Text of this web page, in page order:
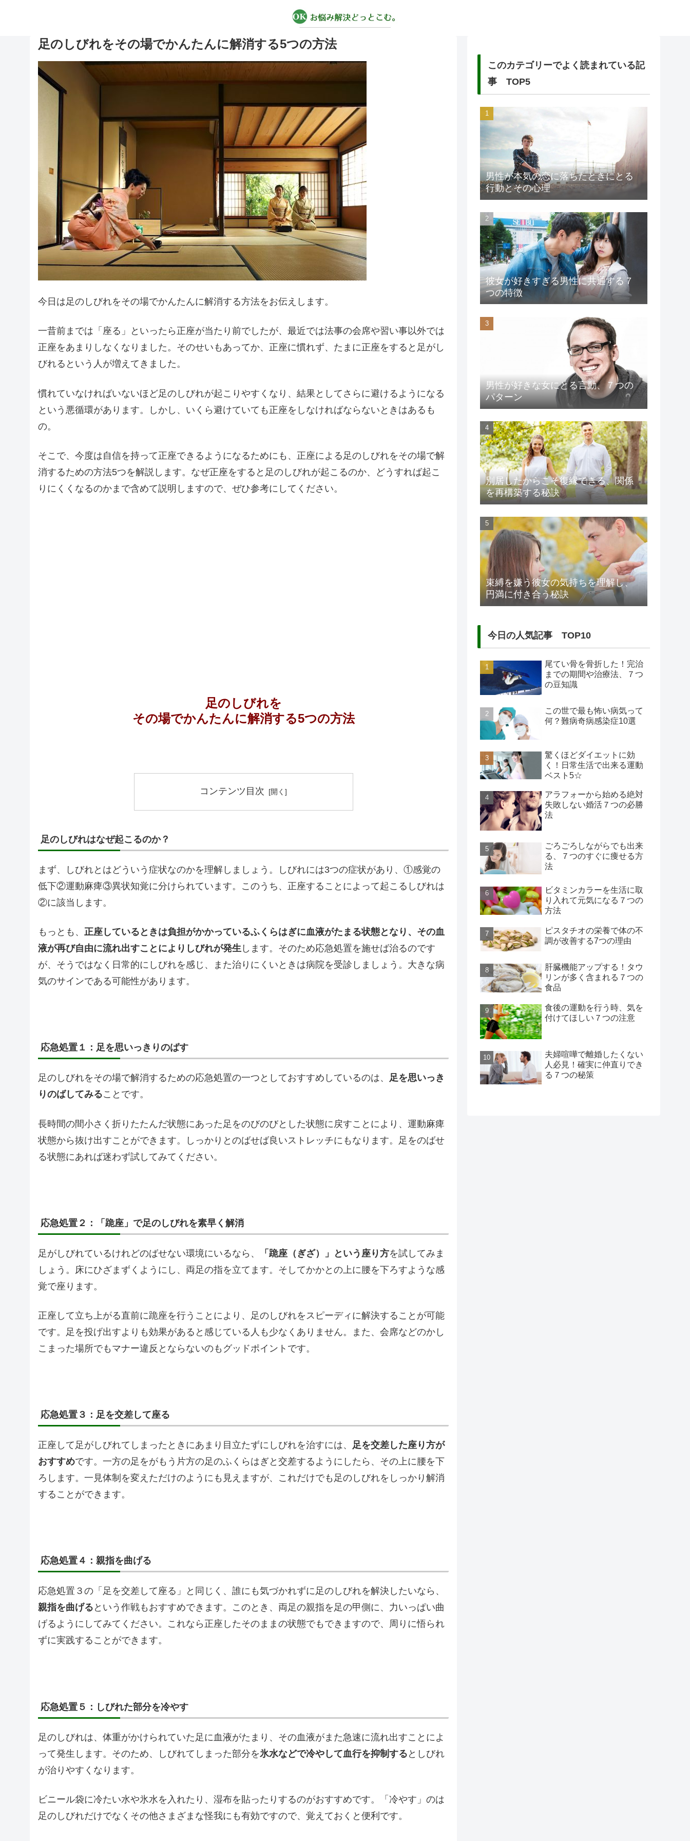
足のしびれをその場でかんたんに解消する5つの方法
今日は足のしびれをその場でかんたんに解消する方法をお伝えします。
一昔前までは「座る」といったら正座が当たり前でしたが、最近では法事の会席や習い事以外では
正座をあまりしなくなりました。そのせいもあってか、正座に慣れず、たまに正座をすると足がし
びれるという人が増えてきました。
慣れていなければいないほど足のしびれが起こりやすくなり、結果としてさらに避けるようになる
という悪循環があります。しかし、いくら避けていても正座をしなければならないときはあるも
の。
そこで、今度は自信を持って正座できるようになるためにも、正座による足のしびれをその場で解
消するための方法5つを解説します。なぜ正座をすると足のしびれが起こるのか、どうすれば起こ
りにくくなるのかまで含めて説明しますので、ぜひ参考にしてください。
足のしびれを
その場でかんたんに解消する5つの方法
コンテンツ目次
足のしびれはなぜ起こるのか？
まず、しびれとはどういう症状なのかを理解しましょう。しびれには3つの症状があり、①感覚の
低下②運動麻痺③異状知覚に分けられています。このうち、正座することによって起こるしびれは
②に該当します。
もっとも、 正座しているときは負担がかかっているふくらはぎに血液がたまる状態となり、その血
液が再び自由に流れ出すことによりしびれが発生 します。そのため応急処置を施せば治るのです
が、そうではなく日常的にしびれを感じ、また治りにくいときは病院を受診しましょう。大きな病
気のサインである可能性があります。
応急処置１：足を思いっきりのばす
足のしびれをその場で解消するための応急処置の一つとしておすすめしているのは、 足を思いっき
りのばしてみることです。
長時間の間小さく折りたたんだ状態にあった足をのびのびとした状態に戻すことにより、運動麻痺
状態から抜け出すことができます。しっかりとのばせば良いストレッチにもなります。足をのばせ
る状態にあれば迷わず試してみてください。
応急処置２：「跪座」で足のしびれを素早く解消
足がしびれているけれどのばせない環境にいるなら、 「跪座（ぎざ）」という座り方を試してみま
しょう。床にひざまずくようにし、両足の指を立てます。そしてかかとの上に腰を下ろすような感
覚で座ります。
正座して立ち上がる直前に跪座を行うことにより、足のしびれをスピーディに解決することが可能
です。足を投げ出すよりも効果があると感じている人も少なくありません。また、会席などのかし
こまった場所でもマナー違反とならないのもグッドポイントです。
応急処置３：足を交差して座る
正座して足がしびれてしまったときにあまり目立たずにしびれを治すには、 足を交差した座り方が
おすすめです。一方の足をがもう片方の足のふくらはぎと交差するようにしたら、その上に腰を下
ろします。一見体制を変えただけのようにも見えますが、これだけでも足のしびれをしっかり解消
することができます。
応急処置４：親指を曲げる
応急処置３の「足を交差して座る」と同じく、誰にも気づかれずに足のしびれを解決したいなら、
親指を曲げる という作戦もおすすめできます。このとき、両足の親指を足の甲側に、力いっぱい曲
げるようにしてみてください。これなら正座したそのままの状態でもできますので、周りに悟られ
ずに実践することができます。
応急処置５：しびれた部分を冷やす
足のしびれは、体重がかけられていた足に血液がたまり、その血液がまた急速に流れ出すことによ
って発生します。そのため、しびれてしまった部分を氷水などで冷やして血行を抑制する としびれ
が治りやすくなります。
ビニール袋に冷たい水や氷水を入れたり、湿布を貼ったりするのがおすすめです。「冷やす」のは
足のしびれだけでなくその他さまざまな怪我にも有効ですので、覚えておくと便利です。
このカテゴリーでよく読まれている記
事 TOP5
男性が本気の恋に落ちたときにとる
行動とその心理
彼女が好きすぎる男性に共通する７
つの特徴
男性が好きな女にとる言動、７つの
パターン
別居したからこそ復縁できる、関係
を再構築する秘訣
束縛を嫌う彼女の気持ちを理解し、
円満に付き合う秘訣
今日の人気記事 TOP10
尾てい骨を骨折した！完治
までの期間や治療法、７つ
の豆知識
この世で最も怖い病気って
何？難病奇病感染症10選
驚くほどダイエットに効
く！日常生活で出来る運動
ベスト5☆
アラフォーから始める絶対
失敗しない婚活７つの必勝
法
ごろごろしながらでも出来
る、７つのすぐに痩せる方
法
ビタミンカラーを生活に取
り入れて元気になる７つの
方法
ピスタチオの栄養で体の不
調が改善する7つの理由
肝臓機能アップする！タウ
リンが多く含まれる７つの
食品
食後の運動を行う時、気を
付けてほしい７つの注意
夫婦喧嘩で離婚したくない
人必見！確実に仲直りでき
る７つの秘策